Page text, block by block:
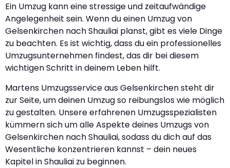
Ein Umzug kann eine stressige und zeitaufwändige
Angelegenheit sein. Wenn du einen Umzug von
Gelsenkirchen nach Shauliai planst, gibt es viele Dinge
zu beachten. Es ist wichtig, dass du ein professionelles
Umzugsunternehmen findest, das dir bei diesem
wichtigen Schritt in deinem Leben hilft.
Martens Umzugsservice aus Gelsenkirchen steht dir
zur Seite, um deinen Umzug so reibungslos wie möglich
zu gestalten. Unsere erfahrenen Umzugsspezialisten
kümmern sich um alle Aspekte deines Umzugs von
Gelsenkirchen nach Shauliai, sodass du dich auf das
Wesentliche konzentrieren kannst – dein neues
Kapitel in Shauliai zu beginnen.